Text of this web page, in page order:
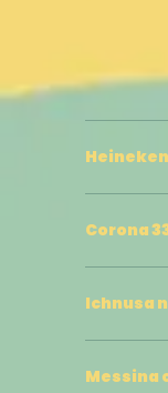
Corona
Ichnusa
Messina